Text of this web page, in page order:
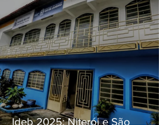
Ideb 2025: Niterói e São